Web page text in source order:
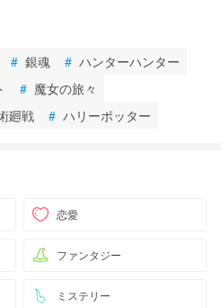
# 銀魂 # ハンターハンター
# 魔女の旅々
廻戦 # ハリーポッター
恋愛
ファンタジー
ミステリー